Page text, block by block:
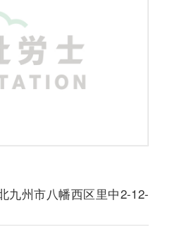
九州市八幡西区里中2-12-